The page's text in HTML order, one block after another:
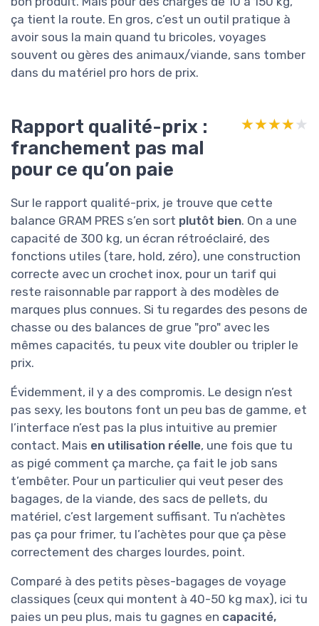
ça tient la route. En gros, c’est un outil pratique à
avoir sous la main quand tu bricoles, voyages
souvent ou gères des animaux/viande, sans tomber
dans du matériel pro hors de prix.
Rapport qualité-prix :
franchement pas mal
pour ce qu’on paie
★★★★★
★★★★★
Sur le rapport qualité-prix, je trouve que cette
balance GRAM PRES s’en sort plutôt bien. On a une
capacité de 300 kg, un écran rétroéclairé, des
fonctions utiles (tare, hold, zéro), une construction
correcte avec un crochet inox, pour un tarif qui
reste raisonnable par rapport à des modèles de
marques plus connues. Si tu regardes des pesons de
chasse ou des balances de grue "pro" avec les
mêmes capacités, tu peux vite doubler ou tripler le
prix.
Évidemment, il y a des compromis. Le design n’est
pas sexy, les boutons font un peu bas de gamme, et
l’interface n’est pas la plus intuitive au premier
contact. Mais en utilisation réelle, une fois que tu
as pigé comment ça marche, ça fait le job sans
t’embêter. Pour un particulier qui veut peser des
bagages, de la viande, des sacs de pellets, du
matériel, c’est largement suffisant. Tu n’achètes
pas ça pour frimer, tu l’achètes pour que ça pèse
correctement des charges lourdes, point.
Comparé à des petits pèses-bagages de voyage
classiques (ceux qui montent à 40-50 kg max), ici tu
paies un peu plus, mais tu gagnes en capacité,